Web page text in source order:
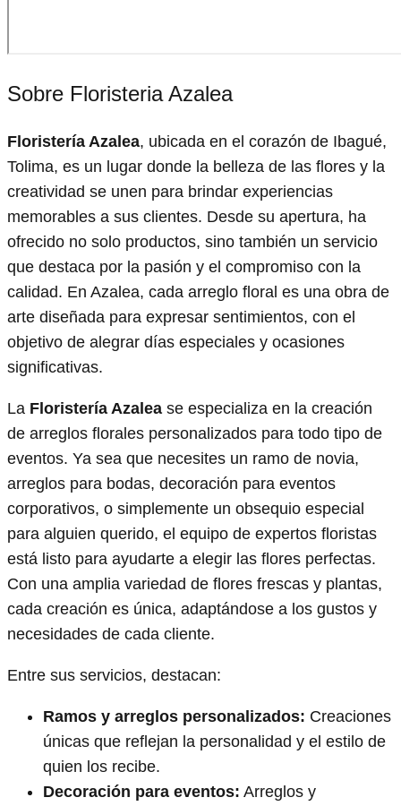
Sobre Floristeria Azalea
Floristería Azalea, ubicada en el corazón de Ibagué,
Tolima, es un lugar donde la belleza de las flores y la
creatividad se unen para brindar experiencias
memorables a sus clientes. Desde su apertura, ha
ofrecido no solo productos, sino también un servicio
que destaca por la pasión y el compromiso con la
calidad. En Azalea, cada arreglo floral es una obra de
arte diseñada para expresar sentimientos, con el
objetivo de alegrar días especiales y ocasiones
significativas.
La Floristería Azalea se especializa en la creación
de arreglos florales personalizados para todo tipo de
eventos. Ya sea que necesites un ramo de novia,
arreglos para bodas, decoración para eventos
corporativos, o simplemente un obsequio especial
para alguien querido, el equipo de expertos floristas
está listo para ayudarte a elegir las flores perfectas.
Con una amplia variedad de flores frescas y plantas,
cada creación es única, adaptándose a los gustos y
necesidades de cada cliente.
Entre sus servicios, destacan:
Ramos y arreglos personalizados: Creaciones
únicas que reflejan la personalidad y el estilo de
quien los recibe.
Decoración para eventos: Arreglos y